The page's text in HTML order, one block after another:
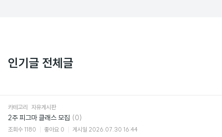
인기글 전체글
카테고리 자유게시판
2주 피그마 클래스 모집 댓
글
(0)
조회수 1180 좋아요 0 게시일 2026.07.30 16:44